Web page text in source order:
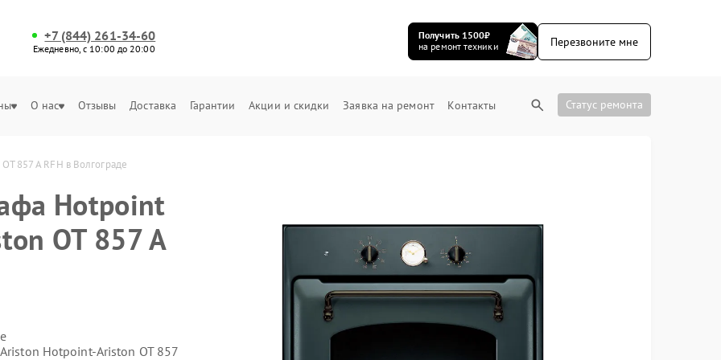
+7 (844) 261-34-60
Ежедневно, с 10:00 до 20:00
Получить 1500₽
на ремонт техники
Перезвоните мне
О нас Отзывы Доставка Гарантии Акции и скидки Заявка на ремонт Контакты Статус ремонта
857 A RFH в Волгограде
Hotpoint
OT 857 A
Hotpoint-Ariston OT 857